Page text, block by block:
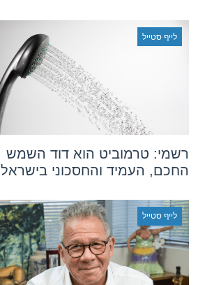
לייף סטייל
רשמי: טרמוביט הוא דוד השמש
החכם, העמיד והחסכוני בישראל
לייף סטייל